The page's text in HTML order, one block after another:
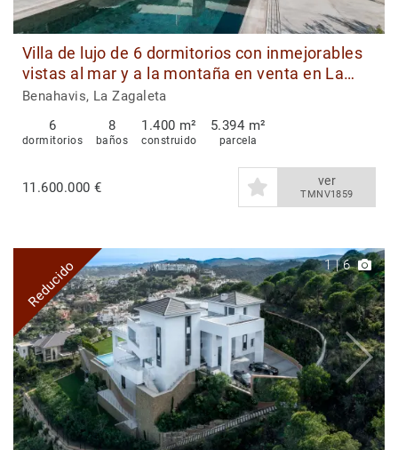
Villa de lujo de 6 dormitorios con inmejorables
vistas al mar y a la montaña en venta en La
Zagaleta, Benahavís
Benahavis, La Zagaleta
6
dormitorios
8
baños
1.400 m²
construido
5.394 m²
parcela
11.600.000 € ver
TMNV1859
Reducido 1|6